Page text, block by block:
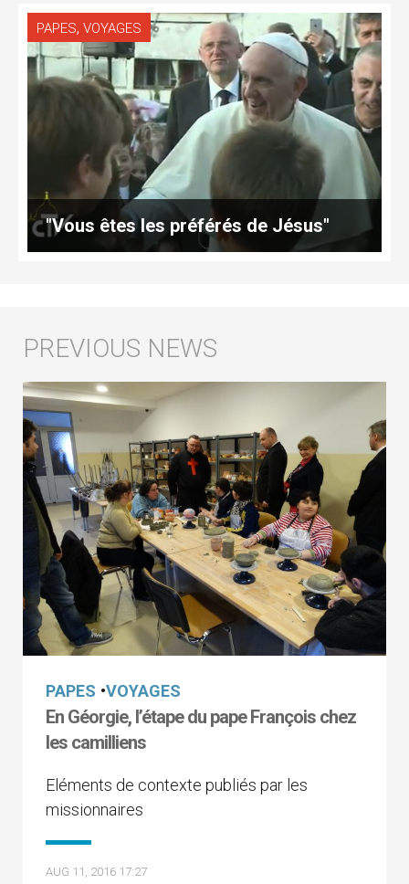
PAPES, VOYAGES
"Vous êtes les préférés de Jésus"
PAPES •VOYAGES
En Géorgie, l’étape du pape François chez
les camilliens
Eléments de contexte publiés par les
missionnaires
AUG 11, 2016 17:27